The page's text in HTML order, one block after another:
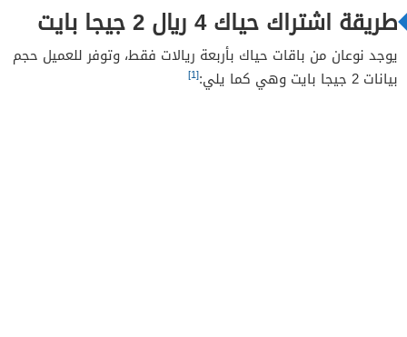
طريقة اشتراك حياك 4 ريال 2 جيجا بايت
يوجد نوعان من باقات حياك بأربعة ريالات فقط، وتوفر للعميل حجم
بيانات 2 جيجا بايت وهي كما يلي:
[1]